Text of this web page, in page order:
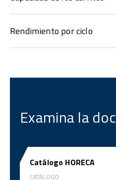
Rendimiento por ciclo
Examina la
Catálogo HORECA
CATÁLOGO